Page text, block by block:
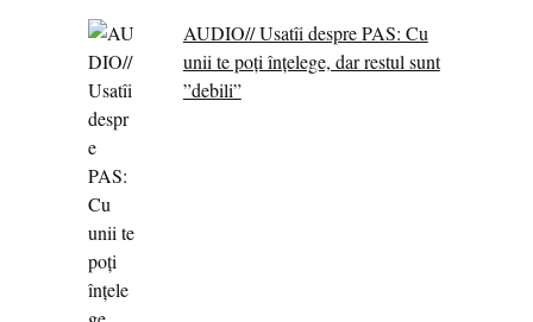
AUDIO// Usatîi despre PAS: Cu
unii te poți înțelege, dar restul sunt
”debili”